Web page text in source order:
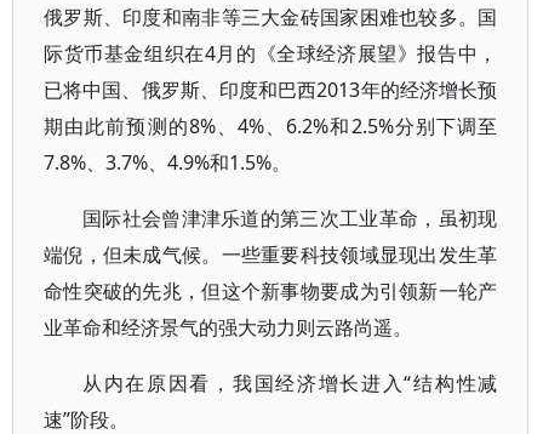
俄罗斯、印度和南非等三大金砖国家困难也较多。国
际货币基金组织在4月的《全球经济展望》报告中，
已将中国、俄罗斯、印度和巴西2013年的经济增长预
期由此前预测的8%、4%、6.2%和2.5%分别下调至
7.8%、3.7%、4.9%和1.5%。
国际社会曾津津乐道的第三次工业革命，虽初现
端倪，但未成气候。一些重要科技领域显现出发生革
命性突破的先兆，但这个新事物要成为引领新一轮产
业革命和经济景气的强大动力则云路尚遥。
从内在原因看，我国经济增长进入“结构性减
速”阶段。